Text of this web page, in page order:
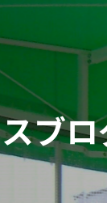
ブ